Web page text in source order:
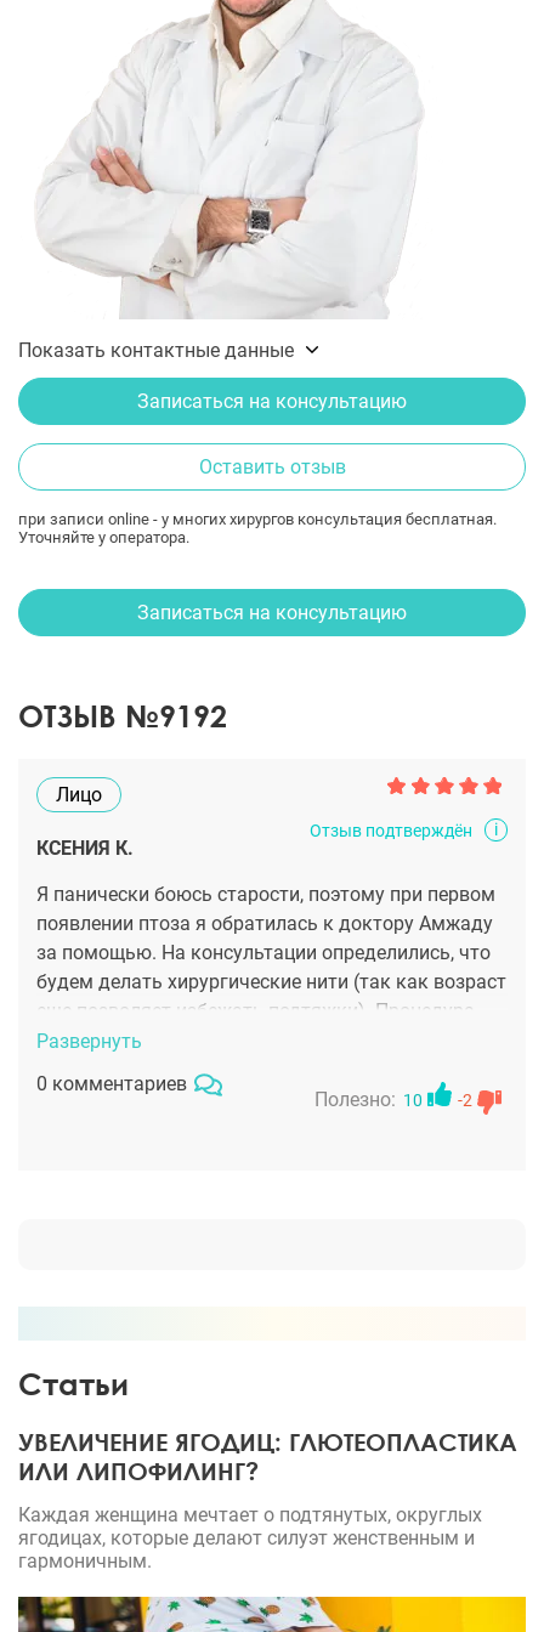
Показать контактные данные
Записаться на консультацию
Оставить отзыв
при записи online - у многих хирургов консультация бесплатная.
Уточняйте у оператора.
Записаться на консультацию
ОТЗЫВ №9192
Отзыв подтверждён i
Лицо
КСЕНИЯ К.
Я панически боюсь старости, поэтому при первом
появлении птоза я обратилась к доктору Амжаду
за помощью. На консультации определились, что
будем делать хирургические нити (так как возраст
еще позволяет избежать подтяжки). Процедура
быстрая, безболезненная и без длительной
реабилитации. Конечным результатом довольна.
Клиника понравилась - очень хороший сервис.
Развернуть
0 комментариев
Полезно: 10 -2
Статьи
УВЕЛИЧЕНИЕ ЯГОДИЦ: ГЛЮТЕОПЛАСТИКА
ИЛИ ЛИПОФИЛИНГ?
Каждая женщина мечтает о подтянутых, округлых
ягодицах, которые делают силуэт женственным и
гармоничным.